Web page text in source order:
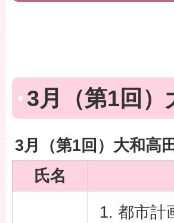
3月（第1回）
3月（第1回）大和高
氏名
都市計